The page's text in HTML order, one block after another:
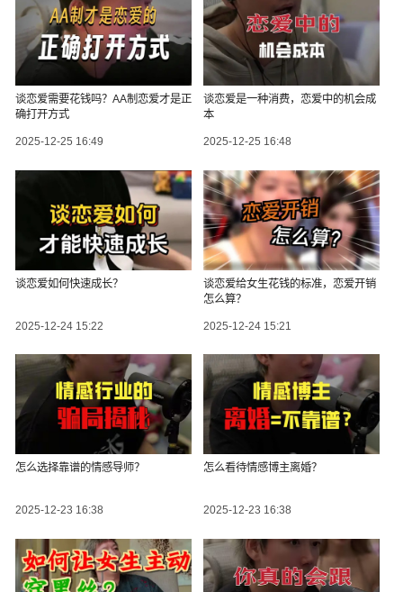
谈恋爱需要花钱吗？AA制恋爱才是正
确打开方式
2025-12-25 16:49
谈恋爱是一种消费，恋爱中的机会成
本
2025-12-25 16:48
谈恋爱如何快速成长？
2025-12-24 15:22
谈恋爱给女生花钱的标准，恋爱开销
怎么算？
2025-12-24 15:21
怎么选择靠谱的情感导师？
2025-12-23 16:38
怎么看待情感博主离婚？
2025-12-23 16:38